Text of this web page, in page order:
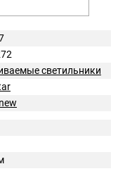
светильники